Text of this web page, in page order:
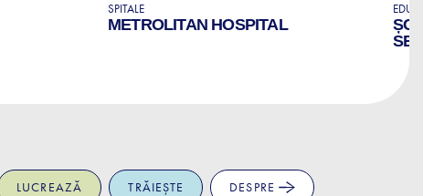
SPITALE
METROLITAN HOSPITAL
LUCREAZĂ TRĂIEȘTE DESPRE